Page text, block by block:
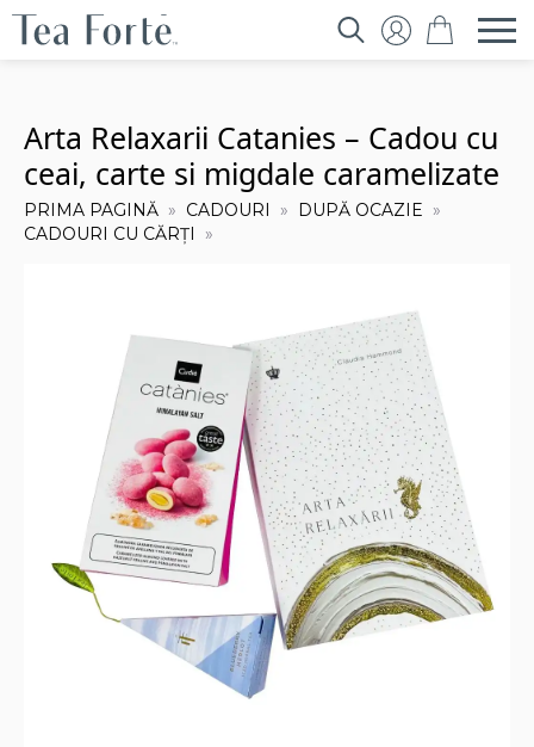
Arta Relaxarii Catanies – Cadou cu
ceai, carte si migdale caramelizate
PRIMA PAGINĂ CADOURI
DUPĂ OCAZIE
CADOURI CU CĂRȚI